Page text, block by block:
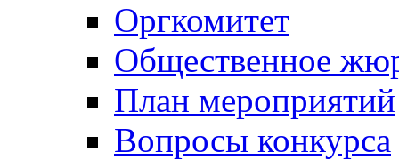
Оргкомитет
Общественное
План мероприятий
Вопросы конкурса